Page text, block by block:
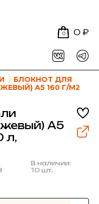
0 0 ₽
БЛОКНОТ ДЛЯ
А5 160 Г/М2
А5
л,
В наличии:
10 шт.